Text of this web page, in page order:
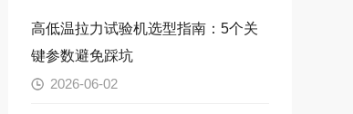
高低温拉力试验机选型指南：5个关
键参数避免踩坑
2026-06-02